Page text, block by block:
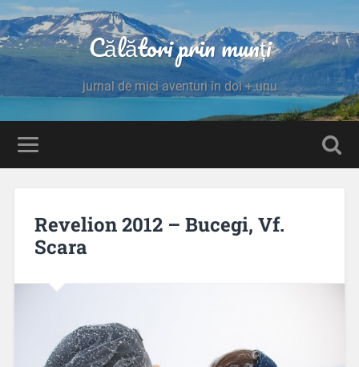
Călători prin munți
jurnal de mici aventuri în doi + unu
Revelion 2012 – Bucegi, Vf.
Scara